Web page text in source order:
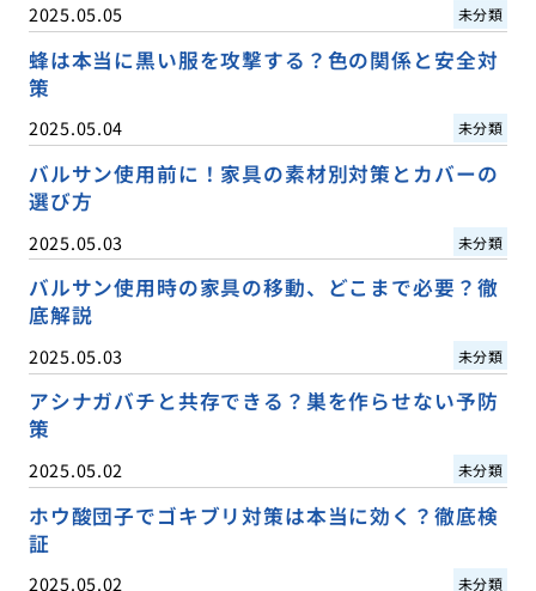
2025.05.05 未分類
蜂は本当に黒い服を攻撃する？色の関係と安全対
策
2025.05.04 未分類
バルサン使用前に！家具の素材別対策とカバーの
選び方
2025.05.03 未分類
バルサン使用時の家具の移動、どこまで必要？徹
底解説
2025.05.03 未分類
アシナガバチと共存できる？巣を作らせない予防
策
2025.05.02 未分類
ホウ酸団子でゴキブリ対策は本当に効く？徹底検
証
2025.05.02 未分類